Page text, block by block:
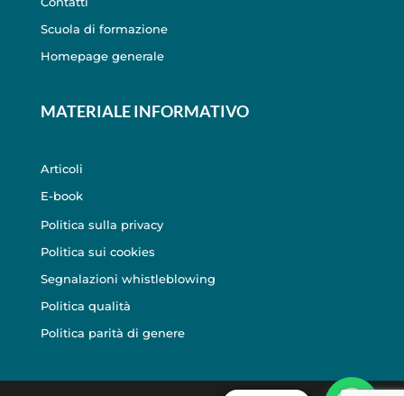
Scuola di formazione
Homepage generale
MATERIALE INFORMATIVO
Articoli
E-book
Politica sulla privacy
Politica sui cookies
Segnalazioni whistleblowing
Politica qualità
Politica parità di genere